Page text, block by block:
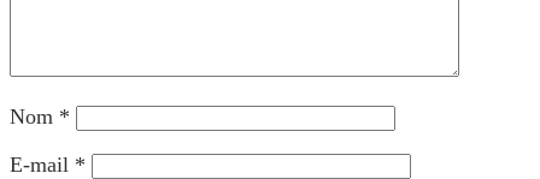
Nom *
E-mail *